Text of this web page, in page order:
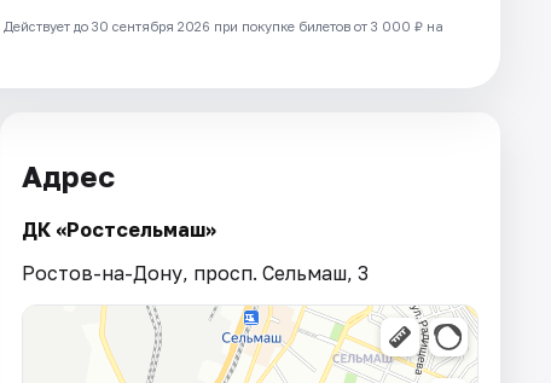
Действует до 30 сентября 2026 при покупке билетов от 3 000 ₽ на
Адрес
ДК «Ростсельмаш»
Ростов-на-Дону, просп. Сельмаш, 3